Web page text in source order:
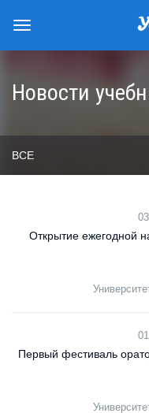
Новости
ВСЕ
Открытие ежегодной
Первый фестиваль